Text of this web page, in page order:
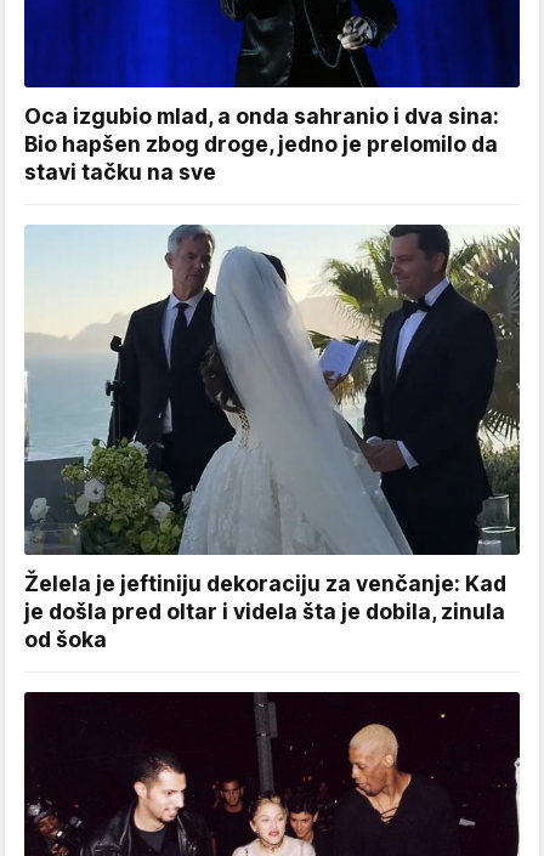
Oca izgubio mlad, a onda sahranio i dva sina:
Bio hapšen zbog droge, jedno je prelomilo da
stavi tačku na sve
Želela je jeftiniju dekoraciju za venčanje: Kad
je došla pred oltar i videla šta je dobila, zinula
od šoka